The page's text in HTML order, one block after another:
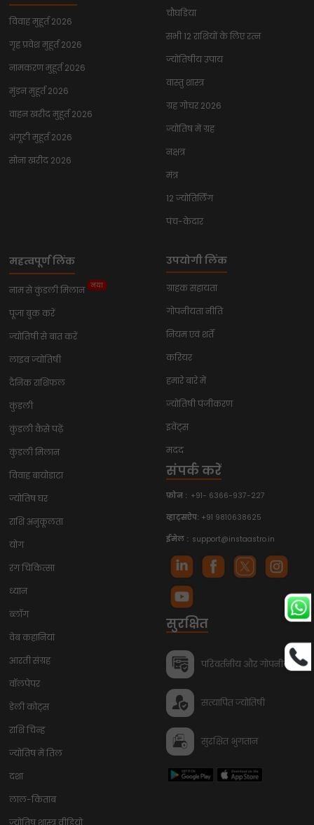
विवाह मुहूर्त 2026
गृह प्रवेश मुहूर्त 2026
नामकरण मुहूर्त 2026
मुंडन मुहूर्त 2026
वाहन खरीद मुहूर्त 2026
अंगूठी मुहूर्त 2026
सोना खरीद 2026
चौघडिया
सभी 12 राशियों के लिए रत्न
ज्योतिषीय उपाय
वास्तु शास्त्र
ग्रह गोचर 2026
ज्योतिष में ग्रह
नक्षत्र
मंत्र
12 ज्योतिर्लिंग
पंच-केदार
महत्वपूर्ण लिंक
नाम से कुंडली मिलान नया
पूजा बुक करें
ज्योतिषी से बात करें
लाइव ज्योतिषी
दैनिक राशिफल
कुंडली
कुंडली कैसे पढ़ें
कुंडली मिलान
विवाह बायोडाटा
ज्योतिष घर
राशि अनुकूलता
योग
रंग चिकित्सा
ध्यान
ब्लॉग
वेब कहानियां
आरती संग्रह
वॉलपेपर
डेली कोट्स
राशि चिन्ह
ज्योतिष में तिल
दशा
लाल-किताब
ज्योतिष शास्त्र वीडियो
उपयोगी लिंक
ग्राहक सहायता
गोपनीयता नीति
नियम एवं शर्तें
करियर
हमारे बारे में
ज्योतिषी पंजीकरण
इवेंट्स
मदद
संपर्क करें
फ़ोन : +91- 6366-937-227
व्हाट्सऐप: +91 9810638625
ईमेल : support@instaastro.in
सुरक्षित
परिवर्तनीय और गोपनीय
सत्यापित ज्योतिषी
सुरक्षित भुगतान